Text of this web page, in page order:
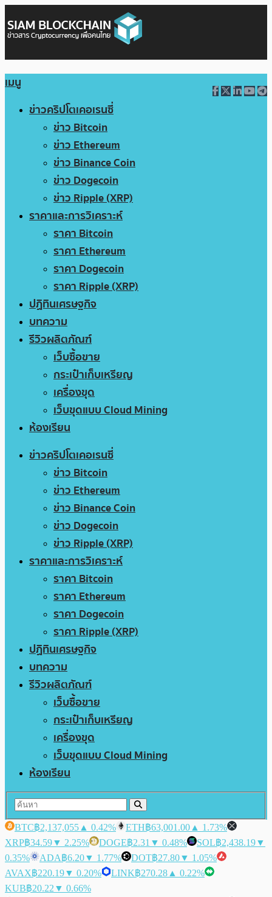
เมนู
ข่าวคริปโตเคอเรนซี่
ข่าว Bitcoin
ข่าว Ethereum
ข่าว Binance Coin
ข่าว Dogecoin
ข่าว Ripple (XRP)
ราคาและการวิเคราะห์
ราคา Bitcoin
ราคา Ethereum
ราคา Dogecoin
ราคา Ripple (XRP)
ปฏิทินเศรษฐกิจ
บทความ
รีวิวผลิตภัณฑ์
เว็บซื้อขาย
กระเป๋าเก็บเหรียญ
เครื่องขุด
เว็บขุดแบบ Cloud Mining
ห้องเรียน
ข่าวคริปโตเคอเรนซี่
ข่าว Bitcoin
ข่าว Ethereum
ข่าว Binance Coin
ข่าว Dogecoin
ข่าว Ripple (XRP)
ราคาและการวิเคราะห์
ราคา Bitcoin
ราคา Ethereum
ราคา Dogecoin
ราคา Ripple (XRP)
ปฏิทินเศรษฐกิจ
บทความ
รีวิวผลิตภัณฑ์
เว็บซื้อขาย
กระเป๋าเก็บเหรียญ
เครื่องขุด
เว็บขุดแบบ Cloud Mining
ห้องเรียน
BTC฿2,137,055 ▲ 0.42% ETH฿63,001.00 ▲ 1.73%
XRP฿34.59▼ 2.25% DOGE฿2.31 ▼ 0.48% SOL฿2,438.19▼
0.35%
ADA฿6.20▼ 1.77% DOT฿27.80▼ 1.05%
AVAX฿220.19▼ 0.20% LINK฿270.28 ▲ 0.22%
KUB฿20.22 ▼ 0.66%